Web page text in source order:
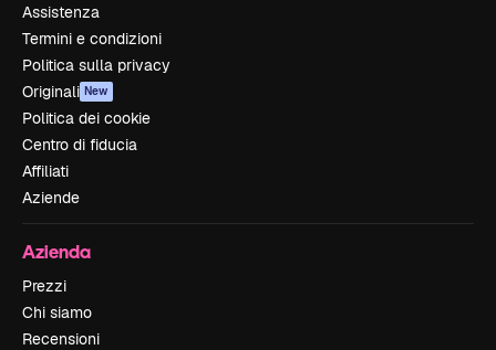
Assistenza
Termini e condizioni
Politica sulla privacy
Originali New
Politica dei cookie
Centro di fiducia
Affiliati
Aziende
Azienda
Prezzi
Chi siamo
Recensioni